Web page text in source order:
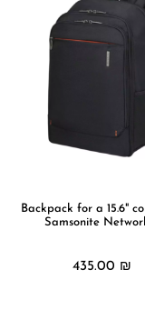
Backpack for a 15.6"
Samsonite
435.00 ₪